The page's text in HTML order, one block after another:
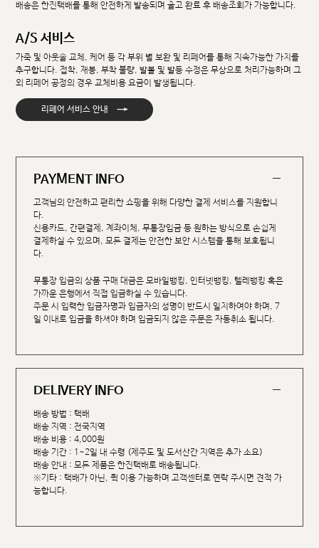
배송은 한진택배를 통해 안전하게 발송되며 출고 완료 후 배송조회가 가능합니다.
A/S 서비스
가죽 및 아웃솔 교체, 케어 등 각 부위 별 보완 및 리페어를 통해 지속가능한 가치를
추구합니다. 접착, 재봉, 부착 불량, 발볼 및 발등 수정은 무상으로 처리가능하며 그
외 리페어 공정의 경우 교체비용 요금이 발생됩니다.
리페어 서비스 안내 →
PAYMENT INFO
고객님의 안전하고 편리한 쇼핑을 위해 다양한 결제 서비스를 지원합니
다.
신용카드, 간편결제, 계좌이체, 무통장입금 등 원하는 방식으로 손쉽게
결제하실 수 있으며, 모든 결제는 안전한 보안 시스템을 통해 보호됩니
다.
무통장 입금의 상품 구매 대금은 모바일뱅킹, 인터넷뱅킹, 텔레뱅킹 혹은
가까운 은행에서 직접 입금하실 수 있습니다.
주문 시 입력한 입금자명과 입금자의 성명이 반드시 일치하여야 하며, 7
일 이내로 입금을 하셔야 하며 입금되지 않은 주문은 자동취소 됩니다.
DELIVERY INFO
배송 방법 : 택배
배송 지역 : 전국지역
배송 비용 : 4,000원
배송 기간 : 1~2일 내 수령 (제주도 및 도서산간 지역은 추가 소요)
배송 안내 : 모든 제품은 한진택배로 배송됩니다.
※기타 : 택배가 아닌, 퀵 이용 가능하며 고객센터로 연락 주시면 견적 가
능합니다.